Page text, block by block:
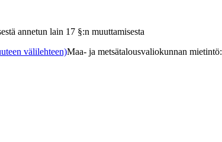
annetun lain 17 §:n muuttamisesta
välilehteen)Maa- ja metsätalousvaliokunnan mietintö: